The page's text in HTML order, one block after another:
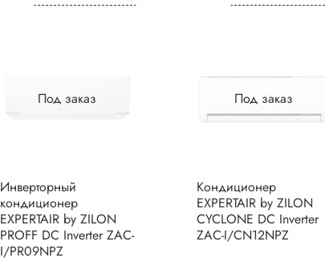
Под заказ
Инверторный
кондиционер
EXPERTAIR by ZILON
PROFF DC Inverter ZAC-
I/PR09NPZ
Под заказ
Кондиционер
EXPERTAIR by ZILON
CYCLONE DC Inverter
ZAC-I/CN12NPZ